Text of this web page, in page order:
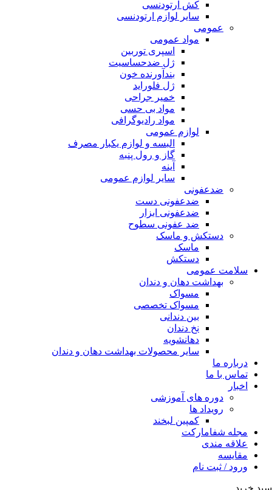
کش ارتودنسی
سایر لوازم ارتودنسی
عمومی
مواد عمومی
اسپری توربین
ژل ضدحساسیت
بندآورنده خون
ژل فلوراید
خمیر جراحی
مواد بی حسی
مواد رادیوگرافی
لوازم عمومی
البسه و لوازم یکبار مصرف
گاز و رول پنبه
آینه
سایر لوازم عمومی
ضدعفونی
ضدعفونی دست
ضدعفونی ابزار
ضد عفونی سطوح
دستکش و ماسک
ماسک
دستکش
سلامت عمومی
بهداشت دهان و دندان
مسواک
مسواک تخصصی
بین دندانی
نخ دندان
دهانشویه
سایر محصولات بهداشت دهان و دندان
درباره ما
تماس با ما
اخبار
دوره های آموزشی
رویداد ها
کمپین لبخند
مجله شفامارکت
علاقه مندی
مقایسه
ورود / ثبت نام
سبد خرید